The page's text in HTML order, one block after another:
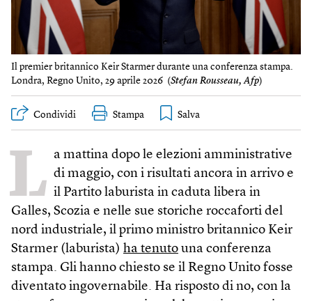
Il premier britannico Keir Starmer durante una conferenza stampa.
Londra, Regno Unito, 29 aprile 2026 (Stefan Rousseau, Afp)
Condividi Stampa
L a mattina dopo le elezioni amministrative
di maggio, con i risultati ancora in arrivo e
il Partito laburista in caduta libera in
Galles, Scozia e nelle sue storiche roccaforti del
nord industriale, il primo ministro britannico Keir
Starmer (laburista) ha tenuto una conferenza
stampa. Gli hanno chiesto se il Regno Unito fosse
diventato ingovernabile. Ha risposto di no, con la